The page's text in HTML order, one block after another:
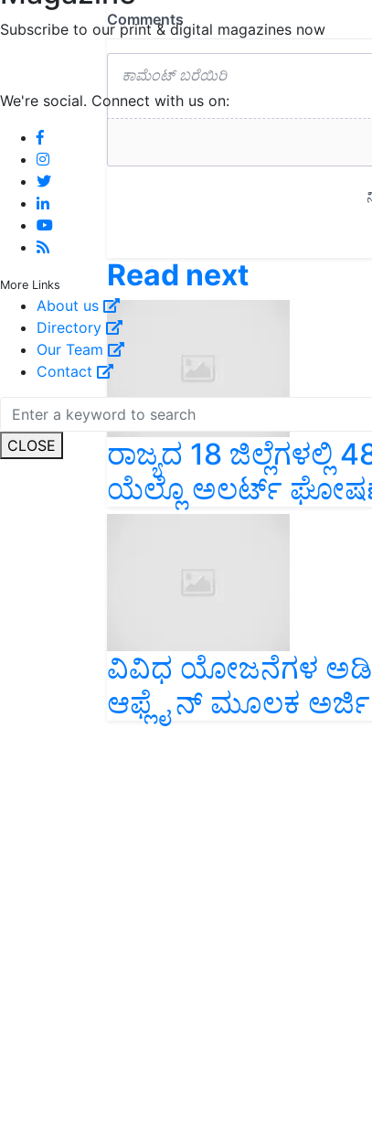
Subscribe to our print & digital magazines now
We're social. Connect with us on:
More Links
About us
Directory
Our Team
Contact
CLOSE
Read next
ರಾಜ್ಯದ 18 ಜಿಲ್ಲೆಗಳಲ್ಲಿ
ಯೆಲ್ಲೊ ಅಲರ್ಟ್
ವಿವಿಧ ಯೋಜನೆಗಳ
ಆಫ್ಲೈ ನ್ ಮೂಲಕ ಅರ್ಜಿ